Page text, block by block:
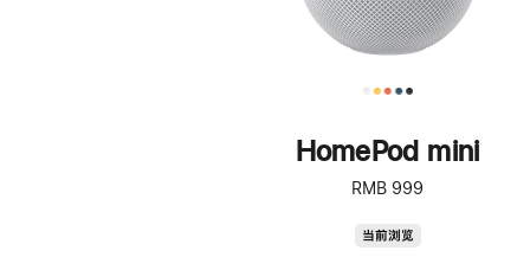
HomePod mini
RMB 999
当前浏览